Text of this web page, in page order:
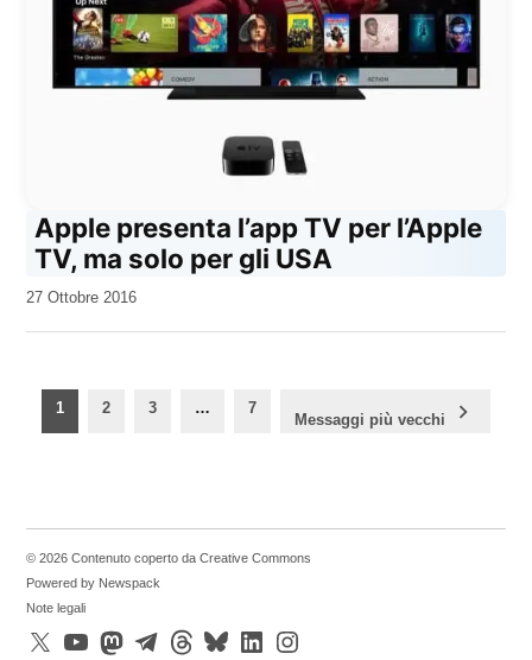
Apple presenta l’app TV per l’Apple
TV, ma solo per gli USA
da
27 Ottobre 2016
Paginazione
degli
1 2 3 … 7
Messaggi più vecchi
© 2026 Contenuto coperto da Creative Commons
Powered by Newspack
Note legali
X
YouTubeMastodonTelegramThreadsBlueskyLinkedInInstagram